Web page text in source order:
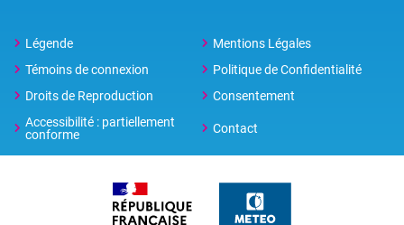
Légende
Mentions Légales
Témoins de connexion
Politique de Confidentialité
Droits de Reproduction
Consentement
Accessibilité : partiellement
conforme
Contact